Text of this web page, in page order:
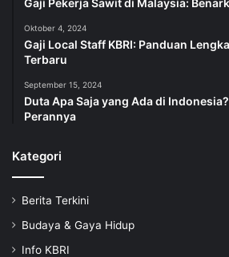
Oktober 4, 2024
Gaji Local Staff KBRI: Panduan
Terbaru
September 15, 2024
Duta Apa Saja yang Ada di
Perannya
Kategori
Berita Terkini
Budaya & Gaya Hidup
Info KBRI